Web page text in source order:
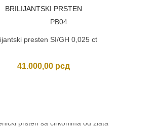
BRILIJANTSKI PRSTEN
PB04
presten SI/GH 0,025 ct
41.000,00 рсд